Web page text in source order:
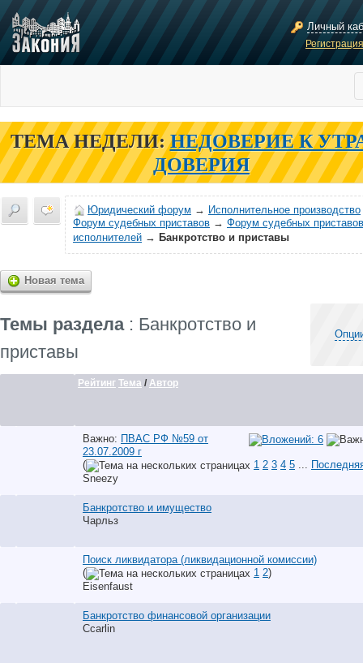
Личный
ТЕМА НЕДЕЛИ: НЕДОВЕРИЕ К
ДОВЕРИЯ
Юридический форум → Исполнительное производство
Форум судебных приставов → Форум судебных
исполнителей → Банкротство и приставы
Новая тема
Темы раздела: Банкротство и
приставы
Рейтинг Тема / Автор
Важно: ПВАС РФ №59 от
23.07.2009 г
(
1 2 3 4 5 ...
Sneezy
Банкротство и имущество
Чарльз
Поиск ликвидатора (ликвидационной комиссии)
(
1 2)
Eisenfaust
Банкротство финансовой организации
Ccarlin